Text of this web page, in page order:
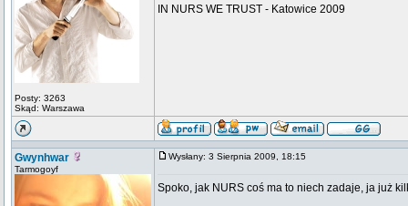
Posty: 3263
Skąd: Warszawa
IN NURS WE TRUST - Katowice 2009
Gwynhwar
Tarmogoyf
Wysłany: 3 Sierpnia 2009, 18:15
Spoko, jak NURS coś ma to niech zadaje, ja już